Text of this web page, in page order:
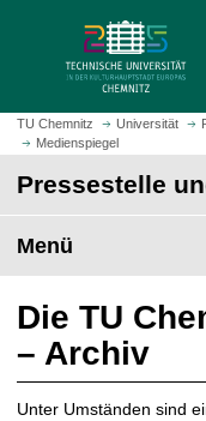
m
H
t
s
i
e
a
u
f
r
u
f
TU Chemnitz Universität
Medienspiegel
Pressestelle
Menü
Die TU
– Archiv
Unter Umständen sind